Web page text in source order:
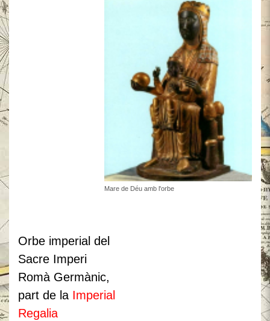
Mare de Déu amb l'orbe
Orbe imperial del
Sacre Imperi
Romà Germànic,
part de la Imperial
Regalia